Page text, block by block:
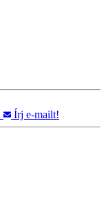
Írj e-mailt!